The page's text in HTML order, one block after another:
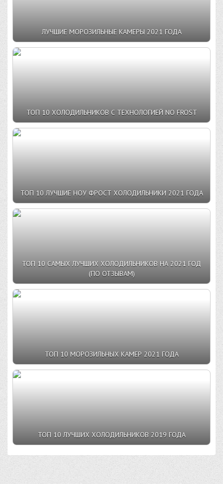
ЛУЧШИЕ МОРОЗИЛЬНЫЕ КАМЕРЫ 2021 ГОДА
ТОП 10 ХОЛОДИЛЬНИКОВ С ТЕХНОЛОГИЕЙ NO FROST
ТОП 10 ЛУЧШИЕ НОУ ФРОСТ ХОЛОДИЛЬНИКИ 2021 ГОДА
ТОП 10 САМЫХ ЛУЧШИХ ХОЛОДИЛЬНИКОВ НА 2021 ГОД
(ПО ОТЗЫВАМ)
ТОП 10 МОРОЗИЛЬНЫХ КАМЕР 2021 ГОДА
ТОП 10 ЛУЧШИХ ХОЛОДИЛЬНИКОВ 2019 ГОДА